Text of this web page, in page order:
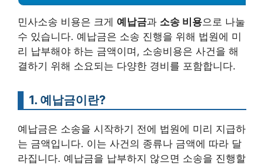
민사소송 비용은 크게 예납금과 소송 비용으로 나눌
수 있습니다. 예납금은 소송 진행을 위해 법원에 미
리 납부해야 하는 금액이며, 소송비용은 사건을 해
결하기 위해 소요되는 다양한 경비를 포함합니다.
1. 예납금이란?
예납금은 소송을 시작하기 전에 법원에 미리 지급하
는 금액입니다. 이는 사건의 종류나 금액에 따라 달
라집니다. 예납금을 납부하지 않으면 소송을 진행할